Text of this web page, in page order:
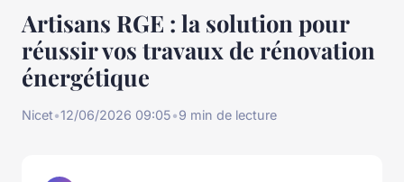
Artisans RGE : la solution pour
réussir vos travaux de rénovation
énergétique
Nicet•12/06/2026 09:05•9 min de lecture